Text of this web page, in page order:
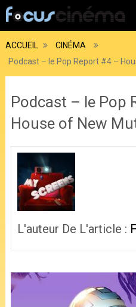
ACCUEIL
CINÉMA
Podcast – le Pop Report #4 –
Podcast – le Pop
House of New
L'auteur De L'article :